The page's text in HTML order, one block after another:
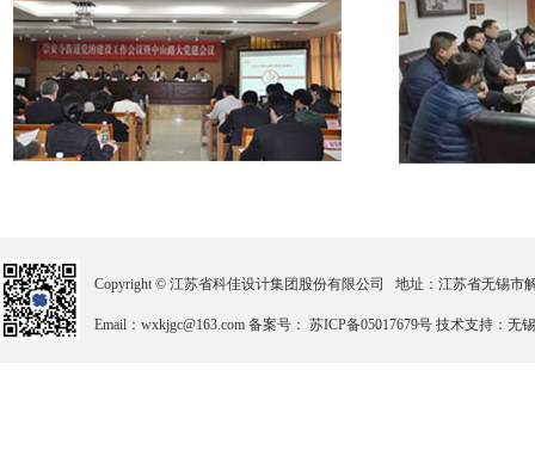
Copyright © 江苏省科佳设计集团股份有限公司 地址：江苏省无锡市
Email：wxkjgc@163.com 备案号： 苏ICP备05017679号 技术支持：无